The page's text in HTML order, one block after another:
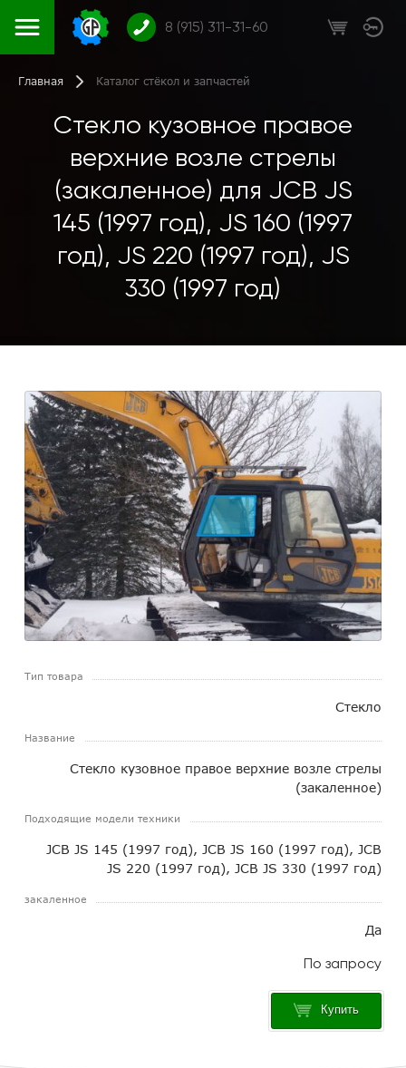
8 (915) 311-31-60
Главная Каталог стёкол и запчастей
Стекло кузовное правое
верхние возле стрелы
(закаленное) для JCB JS
145 (1997 год), JS 160 (1997
год), JS 220 (1997 год), JS
330 (1997 год)
Тип товара
Стекло
Название
Стекло кузовное правое верхние возле стрелы
(закаленное)
Подходящие модели техники
JCB JS 145 (1997 год), JCB JS 160 (1997 год), JCB
JS 220 (1997 год), JCB JS 330 (1997 год)
закаленное
Да
Купить